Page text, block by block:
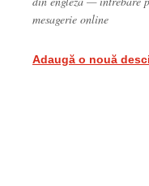
mesagerie online
Adaugă o nouă